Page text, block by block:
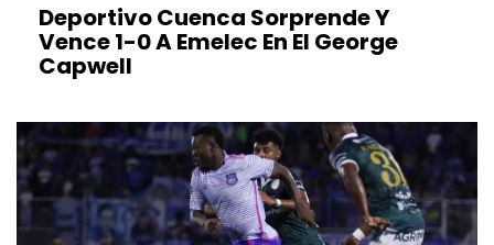
Deportivo Cuenca Sorprende Y
Vence 1-0 A Emelec En El George
Capwell